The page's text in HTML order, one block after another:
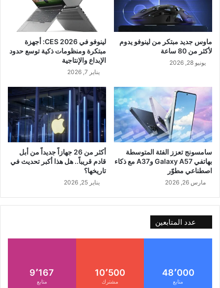
ماوس جديد مبتكر من لينوفو يدوم
لأكثر من 80 ساعة
يونيو 28, 2026
لينوفو في CES 2026: أجهزة
مبتكرة ومنظومات ذكية توسع حدود
الإبداع والإنتاجية
يناير 7, 2026
سامسونج تعزز الفئة المتوسطة
بهاتفي Galaxy A57 وA37 مع ذكاء
اصطناعي مطوّر
مارس 26, 2026
أكثر من 26 جهازاً جديداً من أبل
قادم قريباً.. هل هذا أكبر تحديث في
تاريخها؟
يناير 25, 2026
عدد المتابعين
48٬000
متابع
10٬500
مشترك
9٬167
متابع